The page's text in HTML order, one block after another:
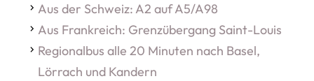
Aus der Schweiz: A2 auf A5/A98
Aus Frankreich: Grenzübergang Saint-Louis
Regionalbus alle 20 Minuten nach Basel,
Lörrach und Kandern